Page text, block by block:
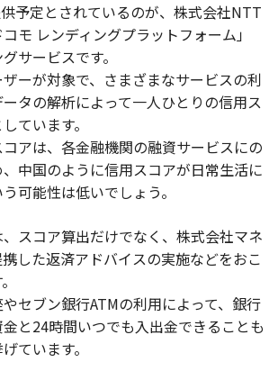
予定とされているのが、株式会社NTT
モ レンディングプラットフォーム」
サービスです。
ーが対象で、さまざまなサービスの利
タの解析によって一人ひとりの信用ス
ています。
アは、各金融機関の融資サービスにの
中国のように信用スコアが日常生活に
可能性は低いでしょう。
スコア算出だけでなく、株式会社マネ
した返済アドバイスの実施などをおこ
セブン銀行ATMの利用によって、銀行
と24時間いつでも入出金できることも
ています。